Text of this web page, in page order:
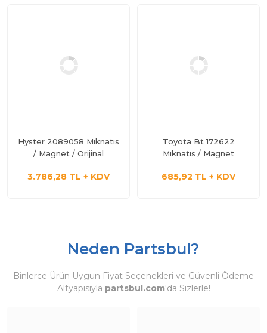
Hyster 2089058 Mıknatıs
/ Magnet / Orijinal
3.786,28 TL + KDV
Toyota Bt 172622
Mıknatıs / Magnet
685,92 TL + KDV
Neden Partsbul?
Binlerce Ürün Uygun Fiyat Seçenekleri ve Güvenli Ödeme
Altyapısıyla partsbul.com'da Sizlerle!